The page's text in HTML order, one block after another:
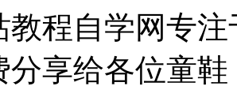
教程自学网专
分享给各位童